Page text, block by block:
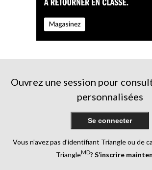
Ouvrez une session pour
personnalisées
Se connecter
Vous n’avez pas d’identifiant Triangle ou de
TriangleMD? S’inscrire